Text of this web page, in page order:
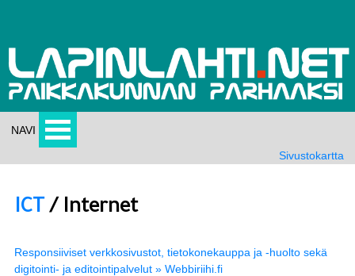
NAVI
Sivustokartta
ICT / Internet
Responsiiviset verkkosivustot, tietokonekauppa ja -huolto sekä
digitointi- ja editointipalvelut » Webbiriihi.fi